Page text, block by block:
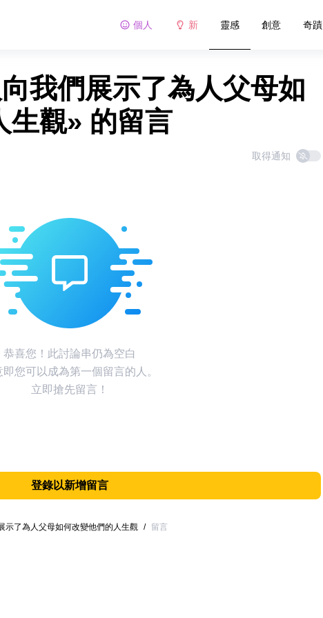
個人 新 靈感 創意 奇蹟
我們展示了為人父母如
生觀» 的留言
取得通知
恭喜您！此討論串仍為空白
即您可以成為第一個留言的人。
立即搶先留言！
登錄以新增留言
示了為人父母如何改變他們的人生觀 / 留言